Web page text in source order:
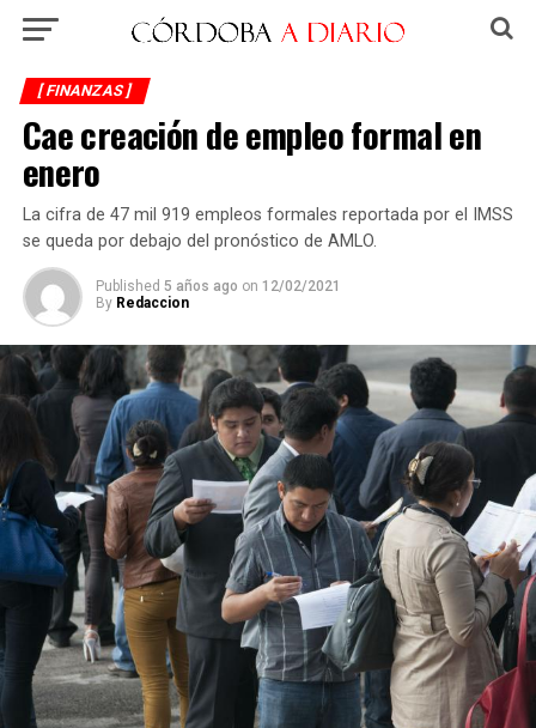
[ FINANZAS ]
Cae creación de empleo formal en
enero
La cifra de 47 mil 919 empleos formales reportada por el IMSS
se queda por debajo del pronóstico de AMLO.
Published 5 años ago on 12/02/2021
By Redaccion